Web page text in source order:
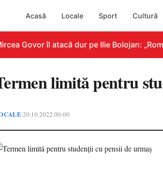
Acasă Locale Sport Cultură
Govor îl atacă dur pe Ilie Bolojan:
limită pentru
•20.10.2022 00:00